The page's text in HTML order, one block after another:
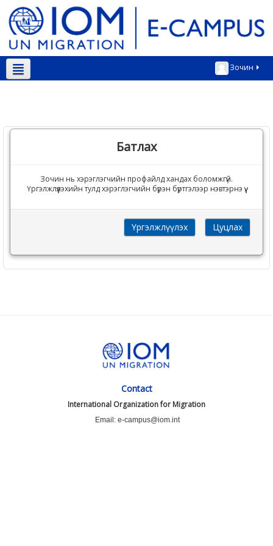
Зочин
Батлах
Зочин нь хэрэглэгчийн профайлд хандах боломжгүй.
Үргэлжлүүлэхийн тулд хэрэглэгчийн бүрэн бүртгэлээр нэвтэрнэ үү.
Contact
International Organization for Migration
Email: e-campus@iom.int